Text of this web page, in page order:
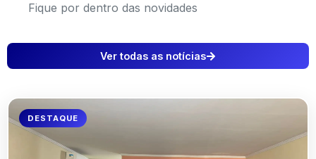
Fique por dentro das novidades
Ver todas as notícias
DESTAQUE